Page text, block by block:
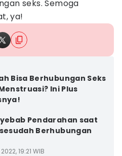
seks. Semoga
ya!
Bisa Berhubungan Seks
Ini Plus
Pendarahan saat
Berhubungan
19:21 WIB